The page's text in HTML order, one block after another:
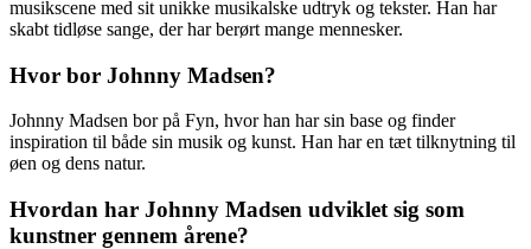
musikscene med sit unikke musikalske udtryk og tekster. Han har
skabt tidløse sange, der har berørt mange mennesker.
Hvor bor Johnny Madsen?
Johnny Madsen bor på Fyn, hvor han har sin base og finder
inspiration til både sin musik og kunst. Han har en tæt tilknytning til
øen og dens natur.
Hvordan har Johnny Madsen udviklet sig som
kunstner gennem årene?